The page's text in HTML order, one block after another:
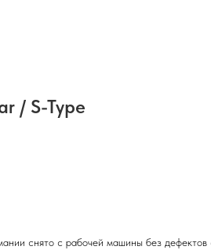
/ S-Type
снято с рабочей машины без дефектов